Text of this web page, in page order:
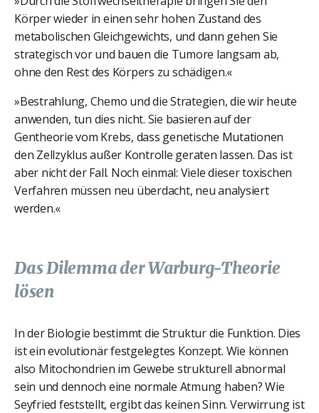
Körper wieder in einen sehr hohen Zustand des
metabolischen Gleichgewichts, und dann gehen Sie
strategisch vor und bauen die Tumore langsam ab,
ohne den Rest des Körpers zu schädigen.«
»Bestrahlung, Chemo und die Strategien, die wir heute
anwenden, tun dies nicht. Sie basieren auf der
Gentheorie vom Krebs, dass genetische Mutationen
den Zellzyklus außer Kontrolle geraten lassen. Das ist
aber nicht der Fall. Noch einmal: Viele dieser toxischen
Verfahren müssen neu überdacht, neu analysiert
werden.«
Das Dilemma der Warburg-Theorie
lösen
In der Biologie bestimmt die Struktur die Funktion. Dies
ist ein evolutionär festgelegtes Konzept. Wie können
also Mitochondrien im Gewebe strukturell abnormal
sein und dennoch eine normale Atmung haben? Wie
Seyfried feststellt, ergibt das keinen Sinn. Verwirrung ist